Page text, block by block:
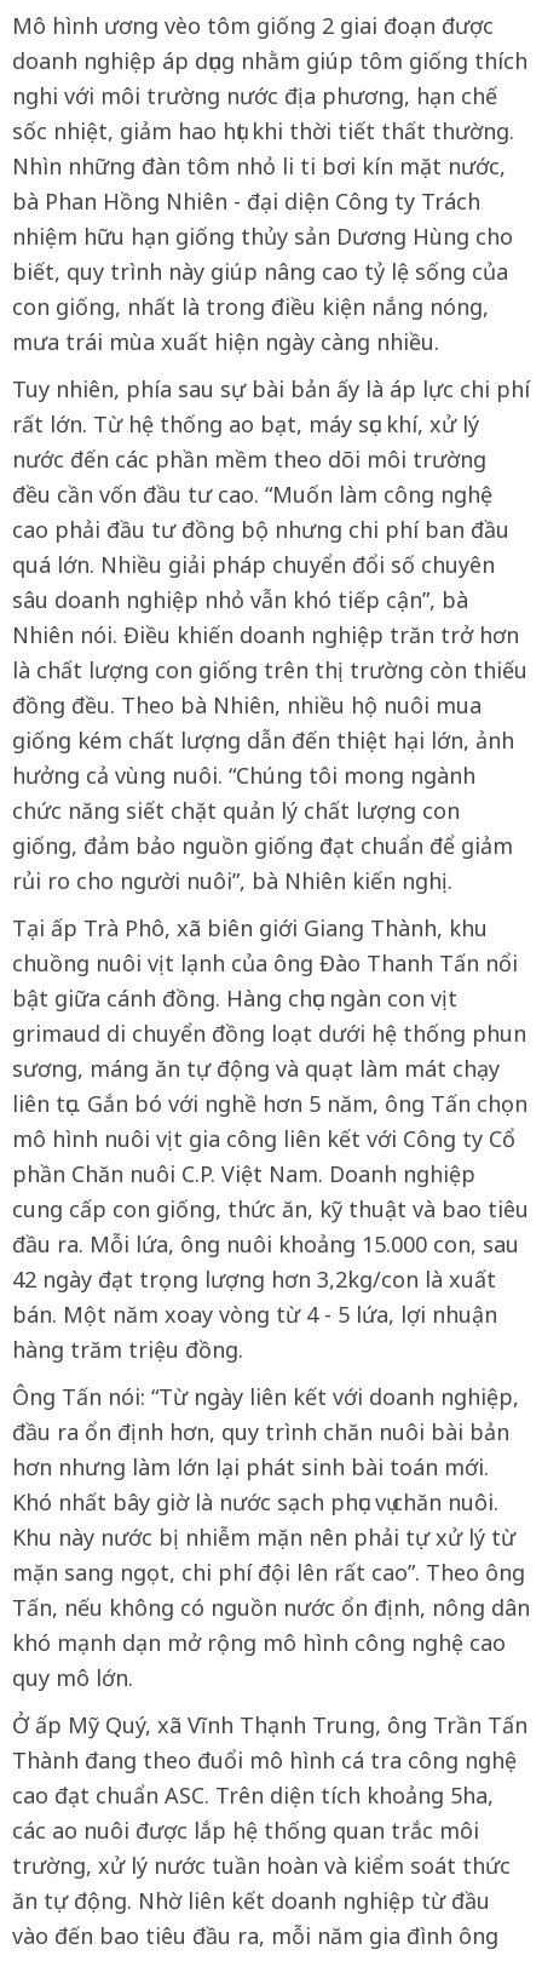
Mô hình ương vèo tôm giống 2 giai đoạn được
doanh nghiệp áp dụng nhằm giúp tôm giống thích
nghi với môi trường nước địa phương, hạn chế
sốc nhiệt, giảm hao hụt khi thời tiết thất thường.
Nhìn những đàn tôm nhỏ li ti bơi kín mặt nước,
bà Phan Hồng Nhiên - đại diện Công ty Trách
nhiệm hữu hạn giống thủy sản Dương Hùng cho
biết, quy trình này giúp nâng cao tỷ lệ sống của
con giống, nhất là trong điều kiện nắng nóng,
mưa trái mùa xuất hiện ngày càng nhiều.
Tuy nhiên, phía sau sự bài bản ấy là áp lực chi phí
rất lớn. Từ hệ thống ao bạt, máy sục khí, xử lý
nước đến các phần mềm theo dõi môi trường
đều cần vốn đầu tư cao. “Muốn làm công nghệ
cao phải đầu tư đồng bộ nhưng chi phí ban đầu
quá lớn. Nhiều giải pháp chuyển đổi số chuyên
sâu doanh nghiệp nhỏ vẫn khó tiếp cận”, bà
Nhiên nói. Điều khiến doanh nghiệp trăn trở hơn
là chất lượng con giống trên thị trường còn thiếu
đồng đều. Theo bà Nhiên, nhiều hộ nuôi mua
giống kém chất lượng dẫn đến thiệt hại lớn, ảnh
hưởng cả vùng nuôi. “Chúng tôi mong ngành
chức năng siết chặt quản lý chất lượng con
giống, đảm bảo nguồn giống đạt chuẩn để giảm
rủi ro cho người nuôi”, bà Nhiên kiến nghị.
Tại ấp Trà Phô, xã biên giới Giang Thành, khu
chuồng nuôi vịt lạnh của ông Đào Thanh Tấn nổi
bật giữa cánh đồng. Hàng chục ngàn con vịt
grimaud di chuyển đồng loạt dưới hệ thống phun
sương, máng ăn tự động và quạt làm mát chạy
liên tục. Gắn bó với nghề hơn 5 năm, ông Tấn chọn
mô hình nuôi vịt gia công liên kết với Công ty Cổ
phần Chăn nuôi C.P. Việt Nam. Doanh nghiệp
cung cấp con giống, thức ăn, kỹ thuật và bao tiêu
đầu ra. Mỗi lứa, ông nuôi khoảng 15.000 con, sau
42 ngày đạt trọng lượng hơn 3,2kg/con là xuất
bán. Một năm xoay vòng từ 4 - 5 lứa, lợi nhuận
hàng trăm triệu đồng.
Ông Tấn nói: “Từ ngày liên kết với doanh nghiệp,
đầu ra ổn định hơn, quy trình chăn nuôi bài bản
hơn nhưng làm lớn lại phát sinh bài toán mới.
Khó nhất bây giờ là nước sạch phục vụ chăn nuôi.
Khu này nước bị nhiễm mặn nên phải tự xử lý từ
mặn sang ngọt, chi phí đội lên rất cao”. Theo ông
Tấn, nếu không có nguồn nước ổn định, nông dân
khó mạnh dạn mở rộng mô hình công nghệ cao
quy mô lớn.
Ở ấp Mỹ Quý, xã Vĩnh Thạnh Trung, ông Trần Tấn
Thành đang theo đuổi mô hình cá tra công nghệ
cao đạt chuẩn ASC. Trên diện tích khoảng 5ha,
các ao nuôi được lắp hệ thống quan trắc môi
trường, xử lý nước tuần hoàn và kiểm soát thức
ăn tự động. Nhờ liên kết doanh nghiệp từ đầu
vào đến bao tiêu đầu ra, mỗi năm gia đình ông